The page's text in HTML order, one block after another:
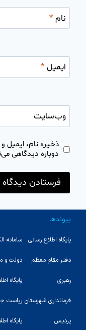
نام*
ایمیل*
وب‌سایت
ذخیره نام، ایمیل
دوباره دیدگاهی
پیوندها
پایگاه اطلاع رسانی
دفتر مقام معظم
رهبری
فرمانداری شهرستان
پردیس
سامانه
دولت و
پایگاه
ریاست
پایگاه